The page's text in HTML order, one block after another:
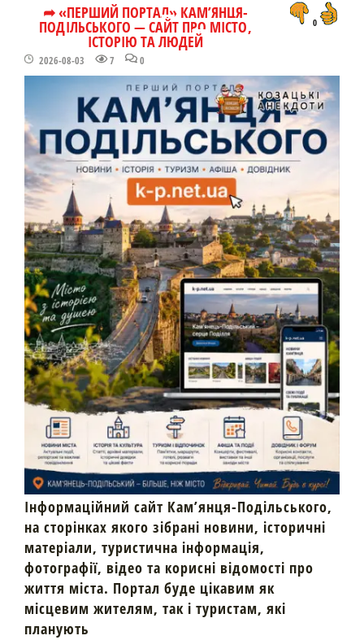
➦ «ПЕРШИЙ ПОРТАЛ» КАМ’ЯНЦЯ-
ПОДІЛЬСЬКОГО — САЙТ ПРО МІСТО,
ІСТОРІЮ ТА ЛЮДЕЙ
2026-08-03 7 0
0
Інформаційний сайт Кам’янця-Подільського,
на сторінках якого зібрані новини, історичні
матеріали, туристична інформація,
фотографії, відео та корисні відомості про
життя міста. Портал буде цікавим як
місцевим жителям, так і туристам, які
планують